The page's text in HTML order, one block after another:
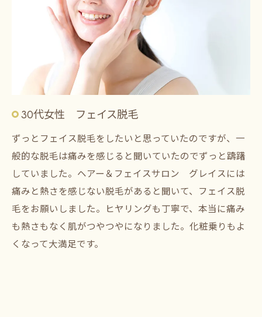
30代女性 フェイス脱毛
ずっとフェイス脱毛をしたいと思っていたのですが、一
般的な脱毛は痛みを感じると聞いていたのでずっと躊躇
していました。ヘアー＆フェイスサロン グレイスには
痛みと熱さを感じない脱毛があると聞いて、フェイス脱
毛をお願いしました。ヒヤリングも丁寧で、本当に痛み
も熱さもなく肌がつやつやになりました。化粧乗りもよ
くなって大満足です。